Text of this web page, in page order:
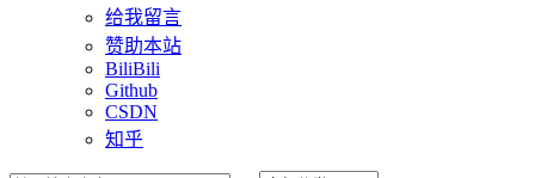
给我留言
赞助本站
BiliBili
Github
CSDN
知乎